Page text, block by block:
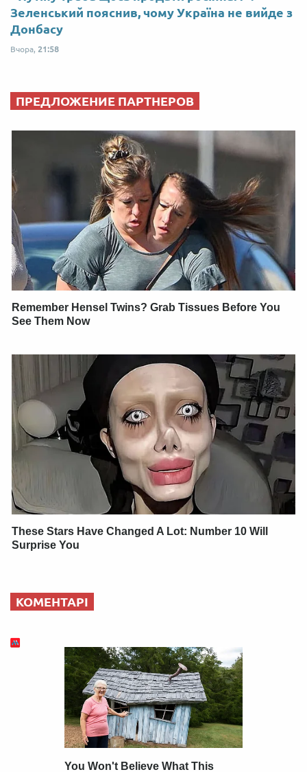
Зеленський пояснив, чому Україна не вийде з
Донбасу
Вчора, 21:58
ПРЕДЛОЖЕНИЕ ПАРТНЕРОВ
Remember Hensel Twins? Grab Tissues Before You
See Them Now
These Stars Have Changed A Lot: Number 10 Will
Surprise You
КОМЕНТАРІ